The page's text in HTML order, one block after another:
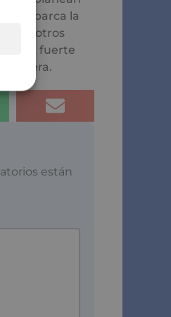
abarca la
en otros
el fuerte
están